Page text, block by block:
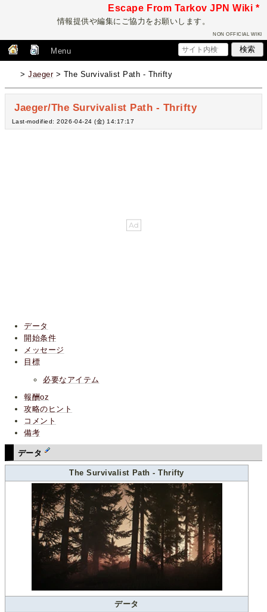
Escape From Tarkov JPN Wiki *
情報提供や編集にご協力をお願いします。
NON OFFICIAL WIKI
Menu
>Jaeger> The Survivalist Path - Thrifty
Jaeger/The Survivalist Path - Thrifty
Last-modified: 2026-04-24 (金) 14:17:17
データ
開始条件
メッセージ
目標
必要なアイテム
報酬oz
攻略のヒント
コメント
備考
データ
The Survivalist Path - Thrifty
データ